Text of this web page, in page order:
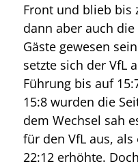
Front und blieb bis
dann aber auch
Gäste gewesen
setzte sich der VfL
Führung bis auf
15:8 wurden die
dem Wechsel sah
für den VfL aus,
22:12 erhöhte.